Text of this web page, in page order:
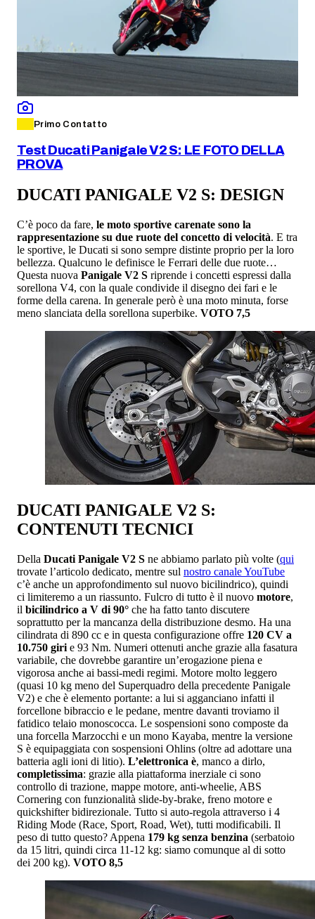
Primo Contatto
Test Ducati Panigale V2 S: LE FOTO DELLA
PROVA
DUCATI PANIGALE V2 S: DESIGN
C’è poco da fare, le moto sportive carenate sono la
rappresentazione su due ruote del concetto di velocità. E tra
le sportive, le Ducati si sono sempre distinte proprio per la loro
bellezza. Qualcuno le definisce le Ferrari delle due ruote…
Questa nuova Panigale V2 S riprende i concetti espressi dalla
sorellona V4, con la quale condivide il disegno dei fari e le
forme della carena. In generale però è una moto minuta, forse
meno slanciata della sorellona superbike. VOTO 7,5
DUCATI PANIGALE V2 S:
CONTENUTI TECNICI
Della Ducati Panigale V2 S ne abbiamo parlato più volte (qui
trovate l’articolo dedicato, mentre sul nostro canale YouTube
c’è anche un approfondimento sul nuovo bicilindrico), quindi
ci limiteremo a un riassunto. Fulcro di tutto è il nuovo motore,
il bicilindrico a V di 90° che ha fatto tanto discutere
soprattutto per la mancanza della distribuzione desmo. Ha una
cilindrata di 890 cc e in questa configurazione offre 120 CV a
10.750 giri e 93 Nm. Numeri ottenuti anche grazie alla fasatura
variabile, che dovrebbe garantire un’erogazione piena e
vigorosa anche ai bassi-medi regimi. Motore molto leggero
(quasi 10 kg meno del Superquadro della precedente Panigale
V2) e che è elemento portante: a lui si agganciano infatti il
forcellone bibraccio e le pedane, mentre davanti troviamo il
fatidico telaio monoscocca. Le sospensioni sono composte da
una forcella Marzocchi e un mono Kayaba, mentre la versione
S è equipaggiata con sospensioni Ohlins (oltre ad adottare una
batteria agli ioni di litio). L’elettronica è, manco a dirlo,
completissima: grazie alla piattaforma inerziale ci sono
controllo di trazione, mappe motore, anti-wheelie, ABS
Cornering con funzionalità slide-by-brake, freno motore e
quickshifter bidirezionale. Tutto si auto-regola attraverso i 4
Riding Mode (Race, Sport, Road, Wet), tutti modificabili. Il
peso di tutto questo? Appena 179 kg senza benzina (serbatoio
da 15 litri, quindi circa 11-12 kg: siamo comunque al di sotto
dei 200 kg). VOTO 8,5